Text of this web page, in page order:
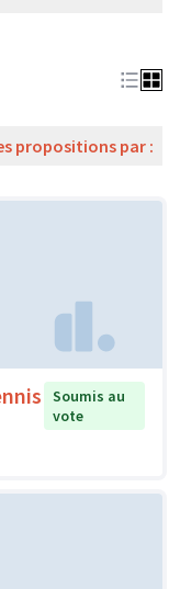
propositions par :
Soumis au
vote